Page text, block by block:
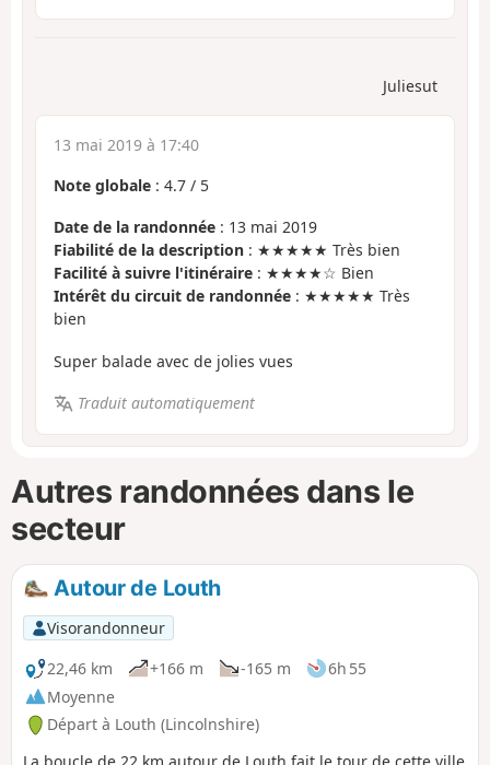
Juliesut
13 mai 2019 à 17:40
Note globale : 4.7 / 5
Date de la randonnée : 13 mai 2019
Fiabilité de la description : ★★★★★ Très bien
Facilité à suivre l'itinéraire : ★★★★☆ Bien
Intérêt du circuit de randonnée : ★★★★★ Très
bien
Super balade avec de jolies vues
Traduit automatiquement
Autres randonnées dans le
secteur
Autour de Louth
Visorandonneur
22,46 km
+166 m -165 m
6h 55
Moyenne
Départ à Louth (Lincolnshire)